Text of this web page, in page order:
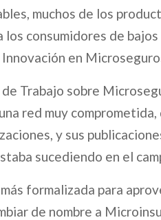
muchos de los
consumidores de
en
Trabajo sobre
red muy comprometida,
y sus
sucediendo en el
formalizada para
de nombre a